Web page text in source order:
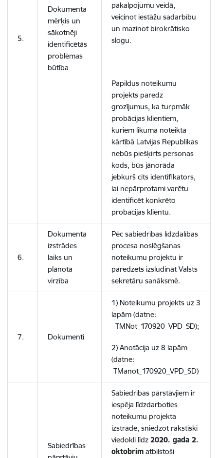
5.
Dokumenta
mērķis un
sākotnēji
identificētās
problēmas
būtība
pakalpojumu veidā,
veicinot iestāžu sadarbību
un mazinot birokrātisko
slogu.
Papildus noteikumu
projekts paredz
grozījumus, ka turpmāk
probācijas klientiem,
kuriem likumā noteiktā
kārtībā Latvijas Republikas
nebūs piešķirts personas
kods, būs jānorāda
jebkurš cits identifikators,
lai nepārprotami varētu
identificēt konkrēto
probācijas klientu.
6.
Dokumenta
izstrādes
laiks un
plānotā
virzība
Pēc sabiedrības līdzdalības
procesa noslēgšanas
noteikumu projektu ir
paredzēts izsludināt Valsts
sekretāru sanāksmē.
7. Dokumenti
1) Noteikumu projekts uz 3
lapām (datne:
TMNot_170920_VPD_SD);
2) Anotācija uz 8 lapām
(datne:
TManot_170920_VPD_SD)
Sabiedrības
Sabiedrības pārstāvjiem ir
iespēja līdzdarboties
noteikumu projekta
izstrādē, sniedzot rakstiski
viedokli līdz 2020. gada 2.
oktobrim atbilstoši